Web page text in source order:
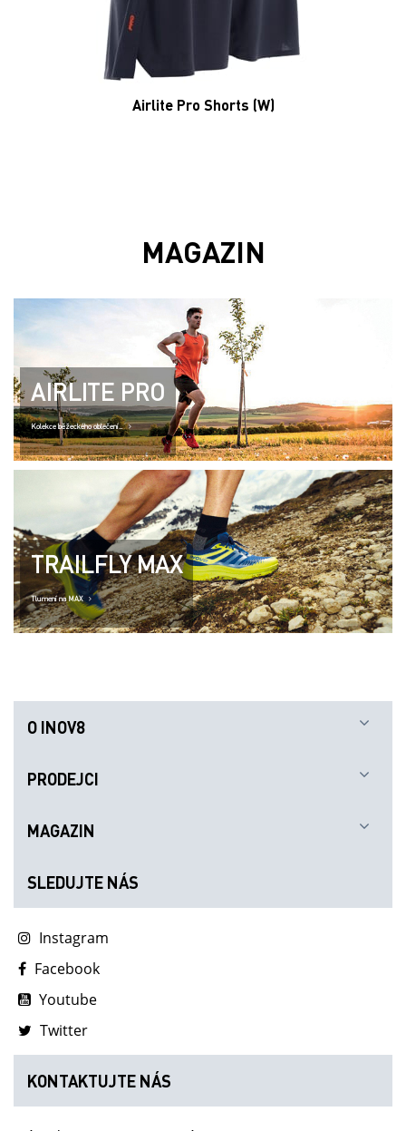
Airlite Pro Shorts (W)
MAGAZIN
AIRLITE PRO
Kolekce běžeckého oblečení..
TRAILFLY MAX
Tlumení na MAX
O INOV8
PRODEJCI
MAGAZIN
SLEDUJTE NÁS
Instagram
Facebook
Youtube
Twitter
KONTAKTUJTE NÁS